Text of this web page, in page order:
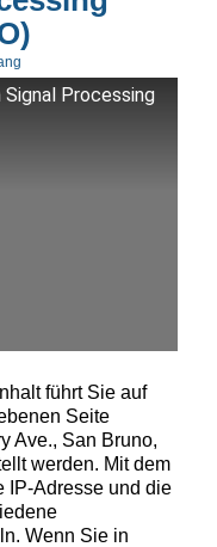
Signal Processing
führt Sie auf
Seite
Ave., San Bruno,
werden. Mit dem
IP-Adresse und die
Wenn Sie in